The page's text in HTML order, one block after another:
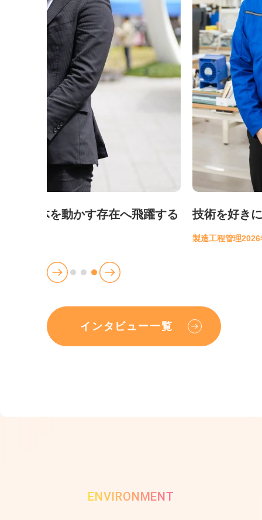
存在へ飛躍する 技術を好きになるほど、お客
2026年1月入社
インタビュー一覧
ENVIRONMENT